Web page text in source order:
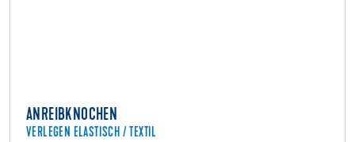
ANREIBKNOCHEN
VERLEGEN ELASTISCH / TEXTIL